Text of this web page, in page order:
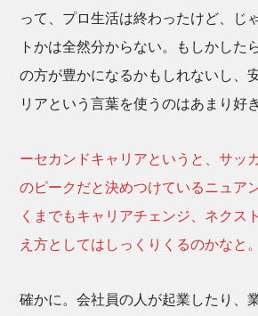
って、プロ生活は終わったけど、じ
トかは全然分からない。もしかした
の方が豊かになるかもしれないし、
リアという言葉を使うのはあまり好
ーセカンドキャリアというと、サッ
のピークだと決めつけているニュア
くまでもキャリアチェンジ、ネクス
え方としてはしっくりくるのかなと。
確かに。会社員の人が起業したり、